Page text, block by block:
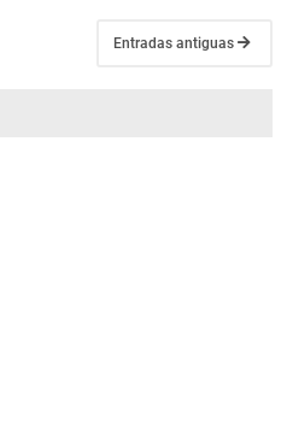
Entradas antiguas